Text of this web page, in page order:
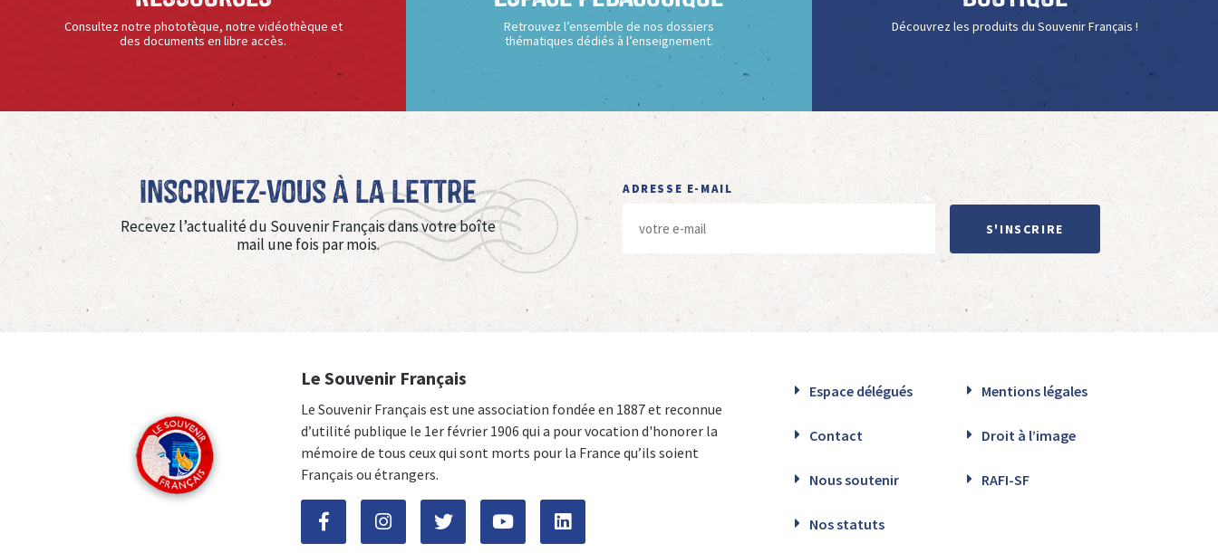
Consultez notre phototèque, notre vidéothèque et
des documents en libre accès.
Retrouvez l’ensemble de nos dossiers
thématiques dédiés à l’enseignement.
Découvrez les produits du Souvenir Français !
Inscrivez-vous à La Lettre
Recevez l’actualité du Souvenir Français dans votre boîte
mail une fois par mois.
ADRESSE E-MAIL
S'INSCRIRE
Le Souvenir Français
Le Souvenir Français est une association fondée en 1887 et reconnue
d’utilité publique le 1er février 1906 qui a pour vocation d'honorer la
mémoire de tous ceux qui sont morts pour la France qu’ils soient
Français ou étrangers.
Espace délégués Mentions légales
Contact Droit à l’image
Nous soutenir RAFI-SF
Nos statuts